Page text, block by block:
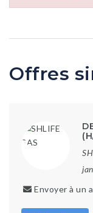
Offres
Envoyer à un